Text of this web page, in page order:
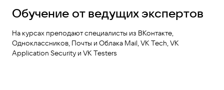
Обучение от ведущих экспертов
На курсах преподают специалисты из ВКонтакте,
Одноклассников, Почты и Облака Mail, VK Tech, VK
Application Security и VK Testers